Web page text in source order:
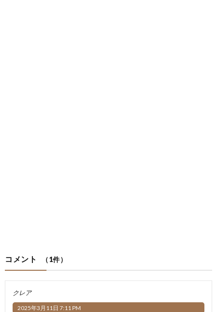
コメント （1件）
クレア
2025年3月11日 7:11 PM